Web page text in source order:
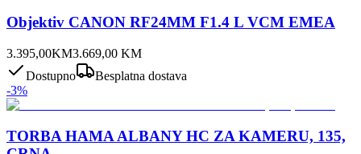
Objektiv CANON RF24MM F1.4 L VCM EMEA
3.395,00KM3.669,00 KM
Dostupno
Besplatna dostava
-3%
TORBA HAMA ALBANY HC ZA KAMERU, 135,